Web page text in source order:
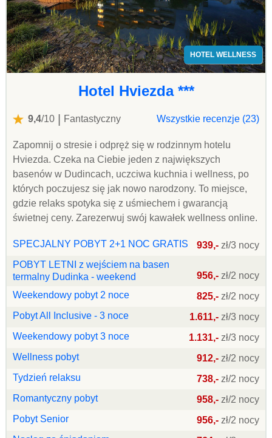
HOTEL WELLNESS
Hotel Hviezda ***
9,4/10 Fantastyczny Wszystkie recenzje (23)
Zapomnij o stresie i odpręż się w rodzinnym hotelu
Hviezda. Czeka na Ciebie jeden z największych
basenów w Dudincach, uczciwa kuchnia i wellness, po
których poczujesz się jak nowo narodzony. To miejsce,
gdzie relaks spotyka się z uśmiechem i gwarancją
świetnej ceny. Zarezerwuj swój kawałek wellness online.
SPECJALNY POBYT 2+1 NOC GRATIS 939,- zł/3 nocy
POBYT LETNI z wejściem na basen
termalny Dudinka - weekend
956,- zł/2 nocy
Weekendowy pobyt 2 noce
825,- zł/2 nocy
Pobyt All Inclusive - 3 noce
1.611,- zł/3 nocy
Weekendowy pobyt 3 noce
1.131,- zł/3 nocy
Wellness pobyt
912,- zł/2 nocy
Tydzień relaksu
738,- zł/2 nocy
Romantyczny pobyt
958,- zł/2 nocy
Pobyt Senior
956,- zł/2 nocy